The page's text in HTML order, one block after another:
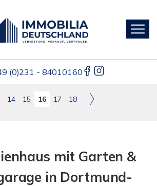
(0)231 - 84010160
14 15 16 17 18
mit Garten &
in Dortmund-